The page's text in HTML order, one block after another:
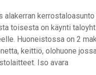
alakerran
toisesta on käynti
Huoneistossa on 2
keittiö, olohuone
Iso avara